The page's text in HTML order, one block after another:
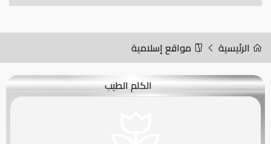
الرئيسية مواقع إسلامية
الكلم الطيب